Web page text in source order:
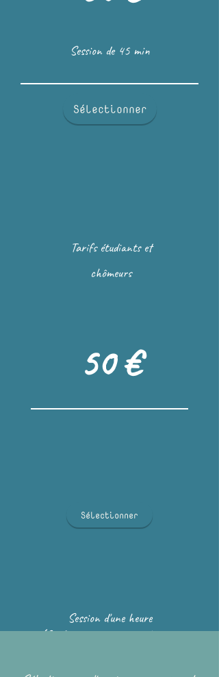
Session de 45 min
Sélectionner
Tarifs étudiants et
chômeurs
50 €
Sélectionner
Session d'une heure
(Sauf première prévoir 1h30 et